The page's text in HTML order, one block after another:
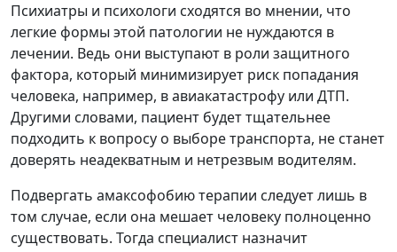
Психиатры и психологи сходятся во мнении, что
легкие формы этой патологии не нуждаются в
лечении. Ведь они выступают в роли защитного
фактора, который минимизирует риск попадания
человека, например, в авиакатастрофу или ДТП.
Другими словами, пациент будет тщательнее
подходить к вопросу о выборе транспорта, не станет
доверять неадекватным и нетрезвым водителям.
Подвергать амаксофобию терапии следует лишь в
том случае, если она мешает человеку полноценно
существовать. Тогда специалист назначит